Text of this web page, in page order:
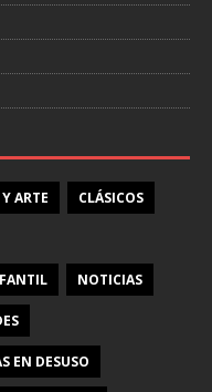
ARTE CLÁSICOS
NOTICIAS
EN DESUSO